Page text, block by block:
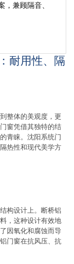
，兼顾隔音、
耐用性、隔
整体的美观度，更
窗凭借其独特的结
青睐。沈阳系统门
热性和现代美学方
构设计上。断桥铝
，这种设计有效地
因氧化和腐蚀而导
门窗在抗风压、抗